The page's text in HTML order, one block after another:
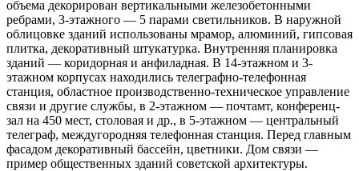
объема декорирован вертикальными железобетонными
ребрами, 3-этажного — 5 парами светильников. В наружной
облицовке зданий использованы мрамор, алюминий, гипсовая
плитка, декоративный штукатурка. Внутренняя планировка
зданий — коридорная и анфиладная. В 14-этажном и 3-
этажном корпусах находились телеграфно-телефонная
станция, областное производственно-техническое управление
связи и другие службы, в 2-этажном — почтамт, конференц-
зал на 450 мест, столовая и др., в 5-этажном — центральный
телеграф, междугородняя телефонная станция. Перед главным
фасадом декоративный бассейн, цветники. Дом связи —
пример общественных зданий советской архитектуры.